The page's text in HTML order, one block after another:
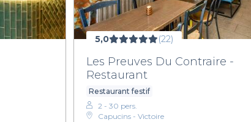
5,0 (22)
Les Preuves Du Contraire -
Restaurant
Restaurant festif
2 - 30 pers.
Capucins - Victoire